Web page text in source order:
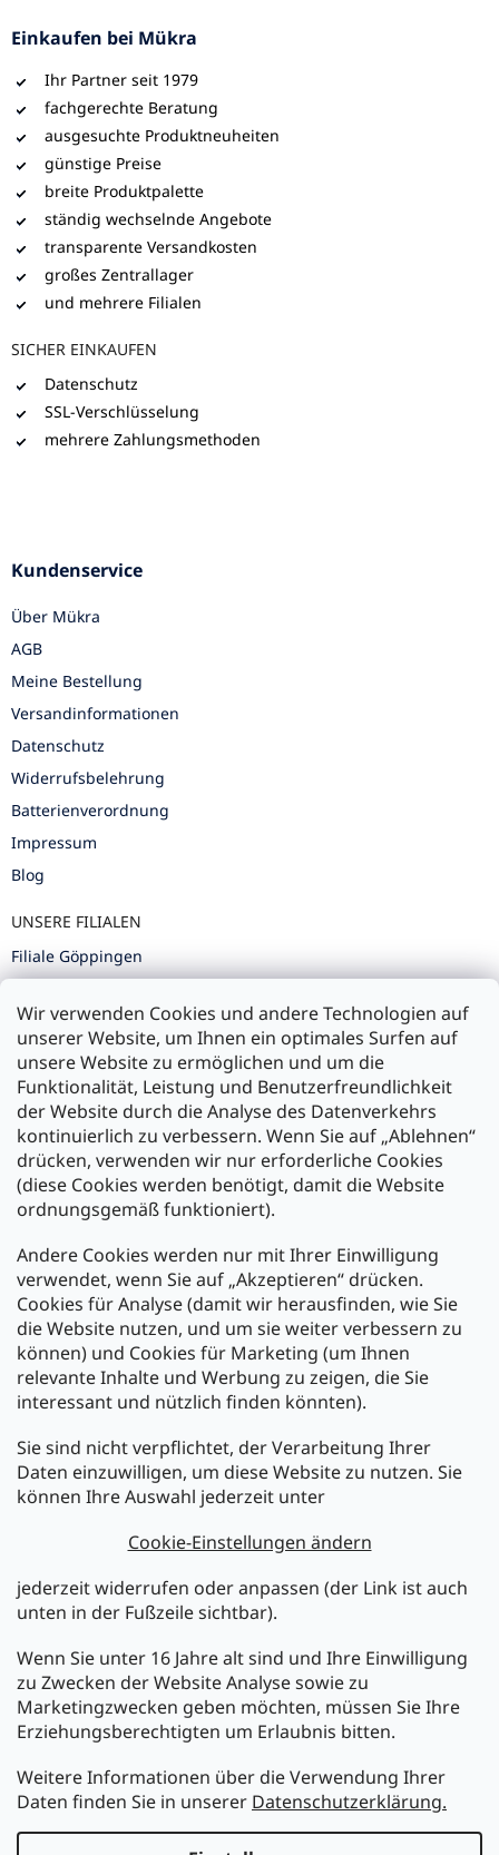
Wir verwenden Cookies und andere Technologien auf
unserer Website, um Ihnen ein optimales Surfen auf
unsere Website zu ermöglichen und um die
Funktionalität, Leistung und Benutzerfreundlichkeit
der Website durch die Analyse des Datenverkehrs
kontinuierlich zu verbessern. Wenn Sie auf „Ablehnen“
drücken, verwenden wir nur erforderliche Cookies
(diese Cookies werden benötigt, damit die Website
ordnungsgemäß funktioniert).
Andere Cookies werden nur mit Ihrer Einwilligung
verwendet, wenn Sie auf „Akzeptieren“ drücken.
Cookies für Analyse (damit wir herausfinden, wie Sie
die Website nutzen, und um sie weiter verbessern zu
können) und Cookies für Marketing (um Ihnen
relevante Inhalte und Werbung zu zeigen, die Sie
interessant und nützlich finden könnten).
Sie sind nicht verpflichtet, der Verarbeitung Ihrer
Daten einzuwilligen, um diese Website zu nutzen. Sie
können Ihre Auswahl jederzeit unter
Cookie-Einstellungen ändern
jederzeit widerrufen oder anpassen (der Link ist auch
unten in der Fußzeile sichtbar).
Wenn Sie unter 16 Jahre alt sind und Ihre Einwilligung
zu Zwecken der Website Analyse sowie zu
Marketingzwecken geben möchten, müssen Sie Ihre
Erziehungsberechtigten um Erlaubnis bitten.
Weitere Informationen über die Verwendung Ihrer
Daten finden Sie in unserer Datenschutzerklärung.
Einkaufen bei Mükra
Ihr Partner seit 1979
fachgerechte Beratung
ausgesuchte Produktneuheiten
günstige Preise
breite Produktpalette
ständig wechselnde Angebote
transparente Versandkosten
großes Zentrallager
und mehrere Filialen
SICHER EINKAUFEN
Datenschutz
SSL-Verschlüsselung
mehrere Zahlungsmethoden
Kundenservice
Über Mükra
AGB
Meine Bestellung
Versandinformationen
Datenschutz
Widerrufsbelehrung
Batterienverordnung
Impressum
Blog
UNSERE FILIALEN
Filiale Göppingen
Filiale Ulm
Zahlung und Versand
Versand mit:
Zahlarten:
Newsletter abonnieren
Legen Sie Ihre E-Mail ein und wir werden Ihnen Informationen
über neue Produkte in unserem E-Shop zusenden.
E-Mail
Melden Sie sich jetzt für den mükra Newsletter an,
kostenlos und jederzeit kündbar! Mit der Anmeldung zum
Newsletter bestätigen Sie Ihr Einverständnis mit der
Datenschutzerklärung.
ANMELDEN